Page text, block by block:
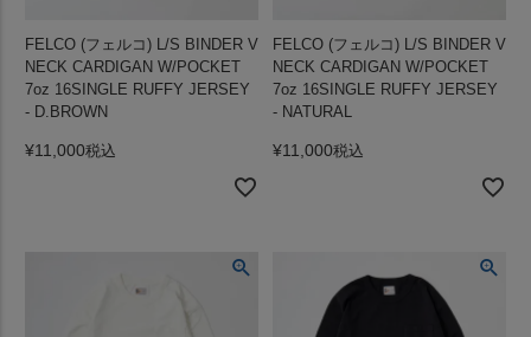
FELCO (フェルコ) L/S BINDER V
NECK CARDIGAN W/POCKET
7oz 16SINGLE RUFFY JERSEY
- D.BROWN
¥11,000税込
FELCO (フェルコ) L/S BINDER V
NECK CARDIGAN W/POCKET
7oz 16SINGLE RUFFY JERSEY
- NATURAL
¥11,000税込